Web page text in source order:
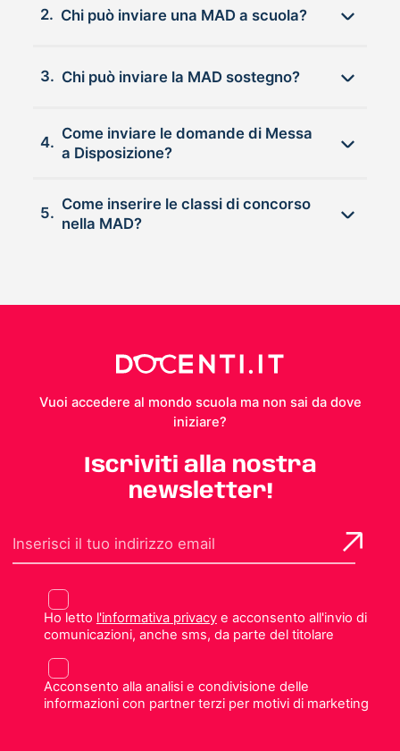
2. Chi può inviare una MAD a scuola?
3. Chi può inviare la MAD sostegno?
4.
Come inviare le domande di Messa
a Disposizione?
5.
Come inserire le classi di concorso
nella MAD?
Vuoi accedere al mondo scuola ma non sai da dove
iniziare?
Iscriviti alla nostra
newsletter!
Ho letto l'informativa privacye acconsento all'invio di
comunicazioni, anche sms, da parte del titolare
Acconsento alla analisi e condivisione delle
informazioni con partner terzi per motivi di marketing